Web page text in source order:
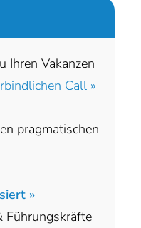
Ihren Vakanzen
Call »
pragmatischen
»
Führungskräfte